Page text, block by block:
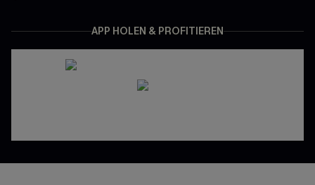
APP HOLEN & PROFITIEREN